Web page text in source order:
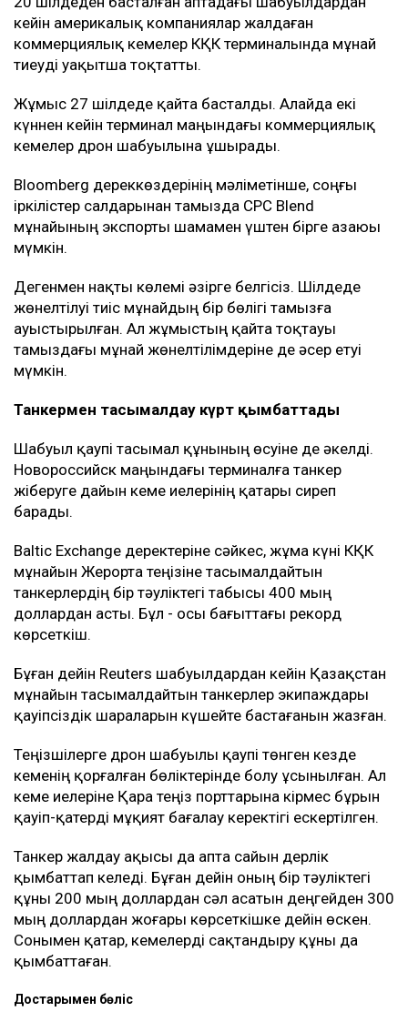
кейін америкалық компаниялар жалдаған
коммерциялық кемелер КҚК терминалында мұнай
тиеуді уақытша тоқтатты.
Жұмыс 27 шілдеде қайта басталды. Алайда екі
күннен кейін терминал маңындағы коммерциялық
кемелер дрон шабуылына ұшырады.
Bloomberg дереккөздерінің мәліметінше, соңғы
іркілістер салдарынан тамызда CPC Blend
мұнайының экспорты шамамен үштен бірге азаюы
мүмкін.
Дегенмен нақты көлемі әзірге белгісіз. Шілдеде
жөнелтілуі тиіс мұнайдың бір бөлігі тамызға
ауыстырылған. Ал жұмыстың қайта тоқтауы
тамыздағы мұнай жөнелтілімдеріне де әсер етуі
мүмкін.
Танкермен тасымалдау күрт қымбаттады
Шабуыл қаупі тасымал құнының өсуіне де әкелді.
Новороссийск маңындағы терминалға танкер
жіберуге дайын кеме иелерінің қатары сиреп
барады.
Baltic Exchange деректеріне сәйкес, жұма күні КҚК
мұнайын Жерорта теңізіне тасымалдайтын
танкерлердің бір тәуліктегі табысы 400 мың
доллардан асты. Бұл - осы бағыттағы рекорд
көрсеткіш.
Бұған дейін Reuters шабуылдардан кейін Қазақстан
мұнайын тасымалдайтын танкерлер экипаждары
қауіпсіздік шараларын күшейте бастағанын жазған.
Теңізшілерге дрон шабуылы қаупі төнген кезде
кеменің қорғалған бөліктерінде болу ұсынылған. Ал
кеме иелеріне Қара теңіз порттарына кірмес бұрын
қауіп-қатерді мұқият бағалау керектігі ескертілген.
Танкер жалдау ақысы да апта сайын дерлік
қымбаттап келеді. Бұған дейін оның бір тәуліктегі
құны 200 мың доллардан сәл асатын деңгейден 300
мың доллардан жоғары көрсеткішке дейін өскен.
Сонымен қатар, кемелерді сақтандыру құны да
қымбаттаған.
Достарыңмен бөліс